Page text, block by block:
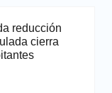
reducción
cierra